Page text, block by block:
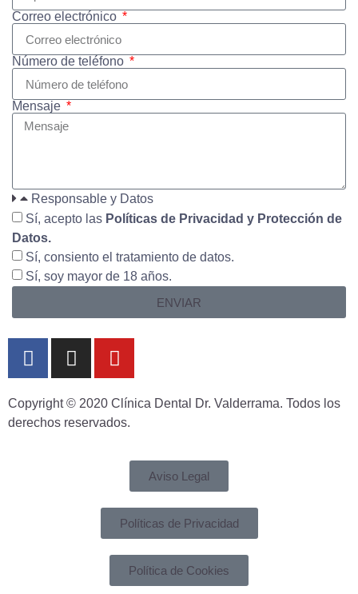
Correo electrónico
Número de teléfono
Mensaje
Responsable y Datos
Sí, acepto las Políticas de Privacidad y Protección de
Datos.
Sí, consiento el tratamiento de datos.
Sí, soy mayor de 18 años.
ENVIAR
Copyright © 2020 Clínica Dental Dr. Valderrama. Todos los
derechos reservados.
Aviso Legal
Políticas de Privacidad
Política de Cookies